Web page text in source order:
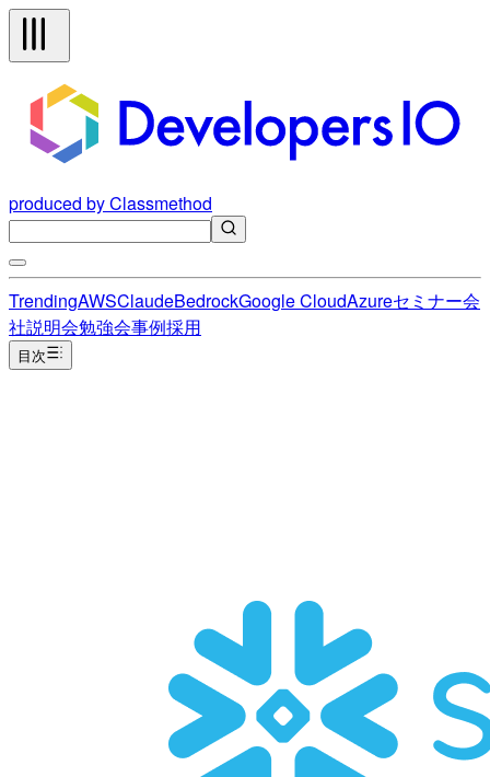
produced by Classmethod
TrendingAWSClaudeBedrockGoogle CloudAzureセミナー会
社説明会勉強会事例採用
目次